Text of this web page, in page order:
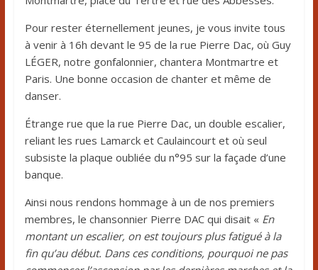
Pour rester éternellement jeunes, je vous invite tous
à venir à 16h devant le 95 de la rue Pierre Dac, où Guy
LÉGER, notre gonfalonnier, chantera Montmartre et
Paris. Une bonne occasion de chanter et même de
danser.
Étrange rue que la rue Pierre Dac, un double escalier,
reliant les rues Lamarck et Caulaincourt et où seul
subsiste la plaque oubliée du n°95 sur la façade d’une
banque.
Ainsi nous rendons hommage à un de nos premiers
membres, le chansonnier Pierre DAC qui disait « En
montant un escalier, on est toujours plus fatigué à la
fin qu’au début. Dans ces conditions, pourquoi ne pas